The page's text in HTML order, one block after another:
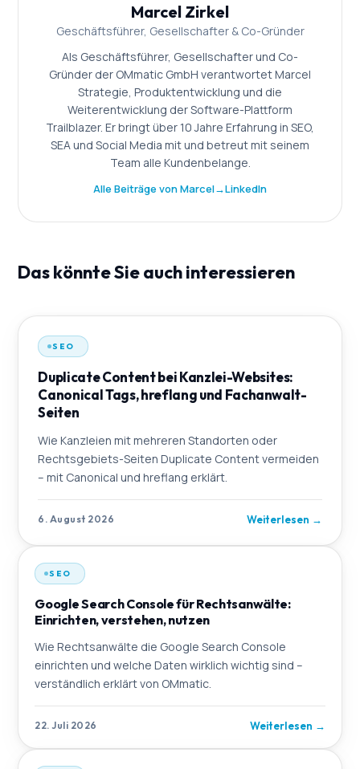
Marcel Zirkel
Geschäftsführer, Gesellschafter & Co-Gründer
Als Geschäftsführer, Gesellschafter und Co-
Gründer der OMmatic GmbH verantwortet Marcel
Strategie, Produktentwicklung und die
Weiterentwicklung der Software-Plattform
Trailblazer. Er bringt über 10 Jahre Erfahrung in SEO,
SEA und Social Media mit und betreut mit seinem
Team alle Kundenbelange.
Alle Beiträge von Marcel→LinkedIn
Das könnte Sie auch interessieren
SEO
Duplicate Content bei Kanzlei-Websites:
Canonical Tags, hreflang und Fachanwalt-
Seiten
Wie Kanzleien mit mehreren Standorten oder
Rechtsgebiets-Seiten Duplicate Content vermeiden
– mit Canonical und hreflang erklärt.
6. August 2026 Weiterlesen →
SEO
Google Search Console für Rechtsanwälte:
Einrichten, verstehen, nutzen
Wie Rechtsanwälte die Google Search Console
einrichten und welche Daten wirklich wichtig sind –
verständlich erklärt von OMmatic.
22. Juli 2026 Weiterlesen →